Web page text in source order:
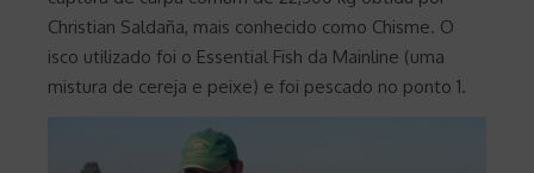
Christian Saldaña, mais conhecido como Chisme. O
isco utilizado foi o Essential Fish da Mainline (uma
mistura de cereja e peixe) e foi pescado no ponto 1.